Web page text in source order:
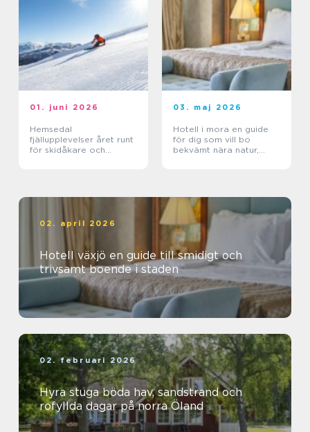
01. juni 2026
Hemsedal
fjällupplevelser året runt
för skidåkare och
03. maj 2026
Hotell i mora en guide
för dig som vill bo
bekvämt nära natur,
02. april 2026
Hotell växjö en guide till smidigt och
trivsamt boende i staden
02. februari 2026
Hyra stuga böda hav, sandstrand och
rofyllda dagar på norra Öland